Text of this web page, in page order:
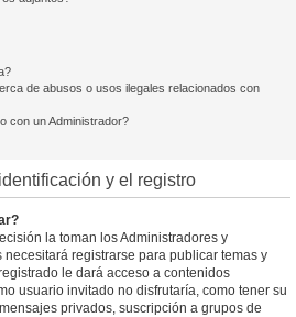
de abusos o usos ilegales relacionados con
con un Administrador?
y el registro
la toman los Administradores y
registrarse para publicar temas y
le dará acceso a contenidos
usuario invitado no disfrutaría, como tener su
privados, suscripción a grupos de